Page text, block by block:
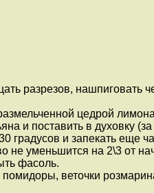
разрезов, нашпиговать
цедрой
и поставить в духовку
градусов и запекать еще
не уменьшится на 2\3 от
фасоль.
веточки